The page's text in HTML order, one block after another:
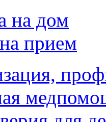
на дом
прием